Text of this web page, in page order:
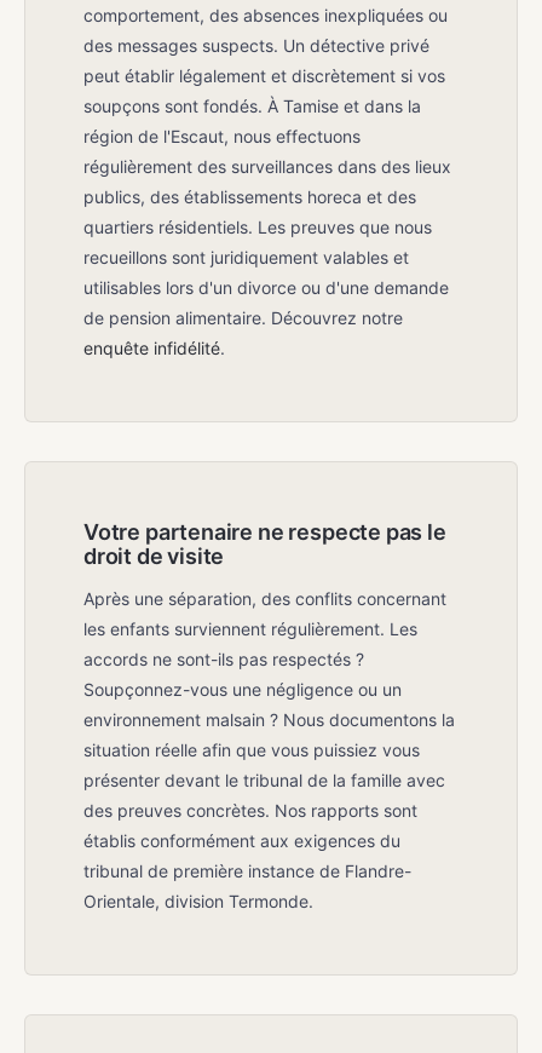
comportement, des absences inexpliquées ou
des messages suspects. Un détective privé
peut établir légalement et discrètement si vos
soupçons sont fondés. À Tamise et dans la
région de l'Escaut, nous effectuons
régulièrement des surveillances dans des lieux
publics, des établissements horeca et des
quartiers résidentiels. Les preuves que nous
recueillons sont juridiquement valables et
utilisables lors d'un divorce ou d'une demande
de pension alimentaire. Découvrez notre
enquête infidélité.
Votre partenaire ne respecte pas le
droit de visite
Après une séparation, des conflits concernant
les enfants surviennent régulièrement. Les
accords ne sont-ils pas respectés ?
Soupçonnez-vous une négligence ou un
environnement malsain ? Nous documentons la
situation réelle afin que vous puissiez vous
présenter devant le tribunal de la famille avec
des preuves concrètes. Nos rapports sont
établis conformément aux exigences du
tribunal de première instance de Flandre-
Orientale, division Termonde.